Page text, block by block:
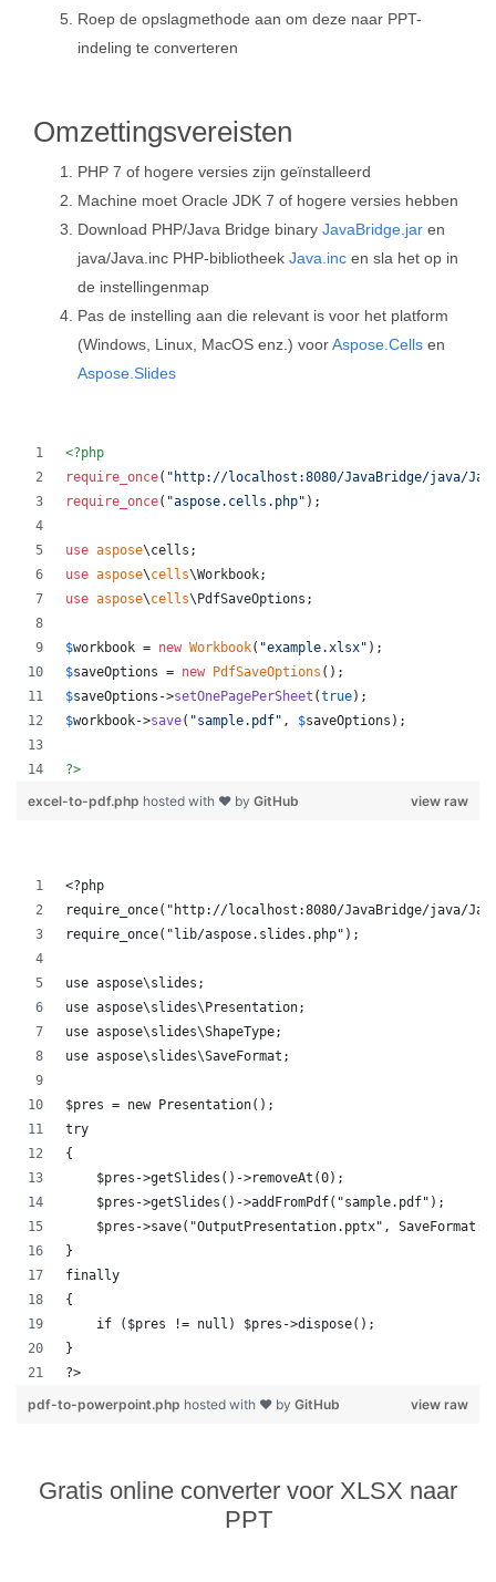
Roep de opslagmethode aan om deze naar PPT-
indeling te converteren
Omzettingsvereisten
PHP 7 of hogere versies zijn geïnstalleerd
Machine moet Oracle JDK 7 of hogere versies hebben
Download PHP/Java Bridge binary JavaBridge.jar en
java/Java.inc PHP-bibliotheek Java.inc en sla het op in
de instellingenmap
Pas de instelling aan die relevant is voor het platform
(Windows, Linux, MacOS enz.) voorAspose.Cells en
Aspose.Slides
<?php
require_once( " http://localhost:8080/JavaBridge/java/
require_once( "aspose.cells.php" );
use aspose\cells ;
use aspose\cells\Workbook;
use aspose\cells\ PdfSaveOptions ;
$workbook = new Workbook( "example.xlsx" );
$saveOptions = new PdfSaveOptions ();
$saveOptions ->setOnePagePerSheet (true);
$workbook->save( "sample.pdf" , $saveOptions );
?>
view raw
excel-to-pdf.php hosted with ❤ by GitHub
<?php
require_once("http://localhost:8080/JavaBridge/java/
require_once("lib/aspose.slides.php");
use aspose\slides;
use aspose\slides\Presentation;
use aspose\slides\ShapeType;
use aspose\slides\SaveFormat;
$pres = new Presentation();
try
{
    $pres->getSlides()->removeAt(0);
    $pres->getSlides()->addFromPdf("sample.pdf");
$pres->save("OutputPresentation.pptx",
}
finally
{
    if ($pres != null) $pres->dispose();
}
?>
view raw
pdf-to-powerpoint.php hosted with ❤ by GitHub
Gratis online converter voor XLSX naar
PPT